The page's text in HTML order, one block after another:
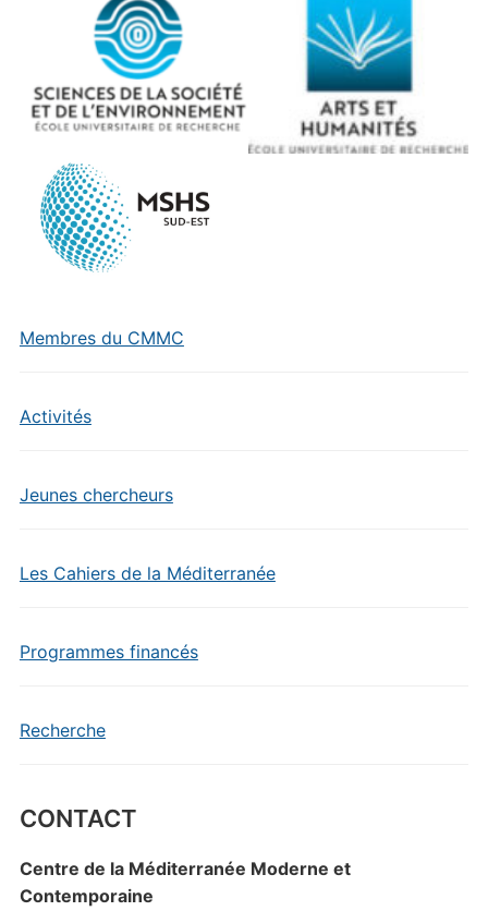
Membres du CMMC
Activités
Jeunes chercheurs
Les Cahiers de la Méditerranée
Programmes financés
Recherche
CONTACT
Centre de la Méditerranée Moderne et
Contemporaine